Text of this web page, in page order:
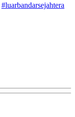
#luarbandarsejahtera